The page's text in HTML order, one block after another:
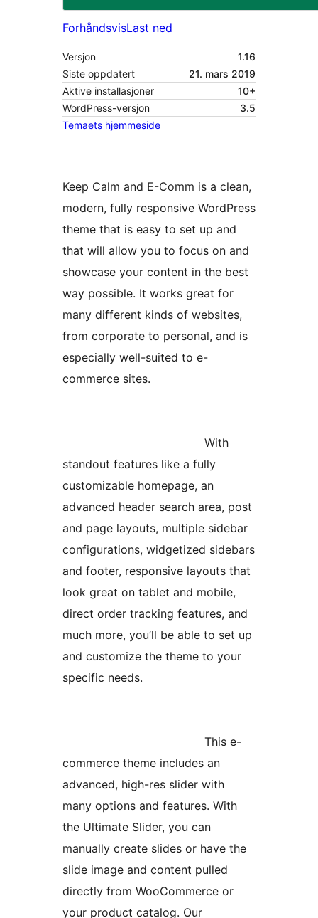
ForhåndsvisLast ned
Versjon
1.16
Siste oppdatert
21. mars 2019
Aktive installasjoner
10+
WordPress-versjon
3.5
Temaets hjemmeside
Keep Calm and E-Comm is a clean,
modern, fully responsive WordPress
theme that is easy to set up and
that will allow you to focus on and
showcase your content in the best
way possible. It works great for
many different kinds of websites,
from corporate to personal, and is
especially well-suited to e-
commerce sites.
With
standout features like a fully
customizable homepage, an
advanced header search area, post
and page layouts, multiple sidebar
configurations, widgetized sidebars
and footer, responsive layouts that
look great on tablet and mobile,
direct order tracking features, and
much more, you’ll be able to set up
and customize the theme to your
specific needs.
This e-
commerce theme includes an
advanced, high-res slider with
many options and features. With
the Ultimate Slider, you can
manually create slides or have the
slide image and content pulled
directly from WooCommerce or
your product catalog. Our